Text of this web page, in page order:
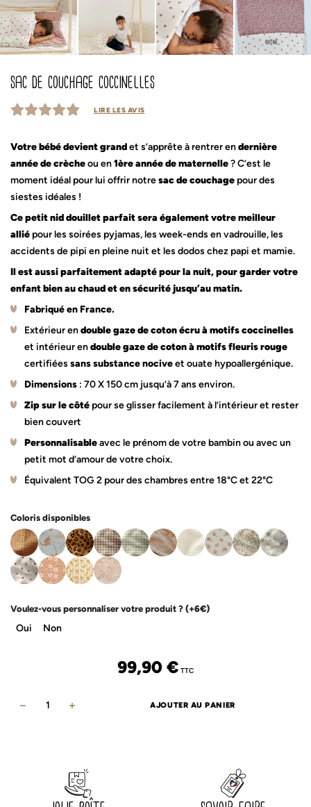
sac de couchage coccinelles
LIRE LES AVIS
Votre bébé devient grandet s’apprête à rentrer endernière
année de crècheou en1ère année de maternelle? C’est le
moment idéal pour lui offrir notresac de couchage pour des
siestes idéales !
Ce petit nid douillet parfait sera également votre meilleur
allié pour les soirées pyjamas, les week-ends en vadrouille, les
accidents de pipi en pleine nuit et les dodos chez papi et mamie.
Il est aussi parfaitement adapté pour la nuit, pour garder votre
enfant bien au chaud et en sécurité jusqu’au matin.
Fabriqué en France.
Extérieur endouble gaze de coton écru à motifs coccinelles
et intérieur endouble gaze de coton à motifs fleuris rouge
certifiées sans substance nociveet ouate hypoallergénique.
Dimensions : 70 X 150 cm jusqu’à 7 ans environ.
Zip sur le côté pour se glisser facilement à l’intérieur et rester
bien couvert
Personnalisableavec le prénom de votre bambin ou avec un
petit mot d’amour de votre choix.
Équivalent TOG 2 pour des chambres entre 18°C et 22°C
Coloris disponibles
Voulez-vous personnaliser votre produit ? (+6€)
Oui Non
99,90 € TTC
AJOUTER AU PANIER